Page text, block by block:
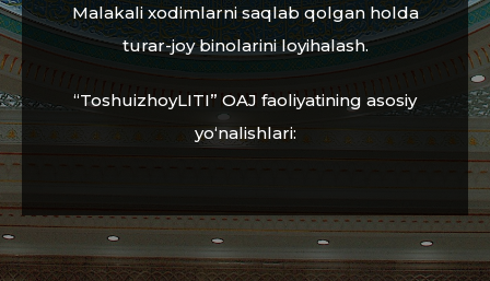
Malakali xodimlarni saqlab qolgan holda
turar-joy binolarini loyihalash.
“ToshuizhoyLITI” OAJ faoliyatining asosiy
yo‘nalishlari: